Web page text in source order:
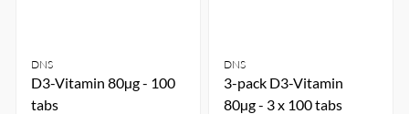
DNS
D3-Vitamin 80µg - 100
tabs
DNS
3-pack D3-Vitamin
80µg - 3 x 100 tabs